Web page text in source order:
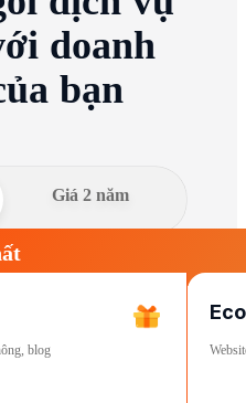
doanh
bạn
Giá 2 năm
blog